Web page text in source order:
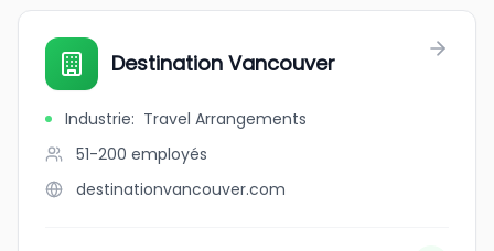
Destination Vancouver
Industrie: Travel Arrangements
51-200 employés
destinationvancouver.com